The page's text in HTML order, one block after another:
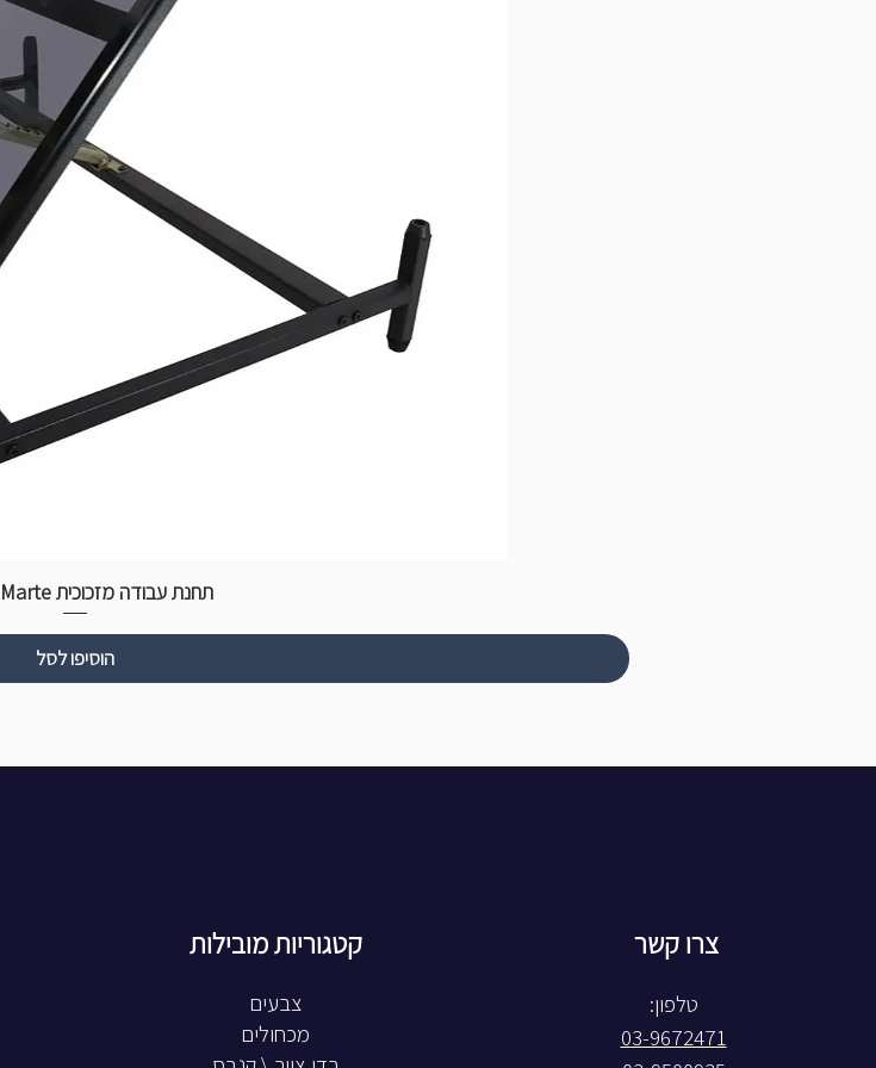
תחנת עבודה מזכוכית Monte Marte
הוסיפו לסל
קטגוריות מובילות
צבעים
מכחולים
צרו קשר
טלפון:
03-9672471